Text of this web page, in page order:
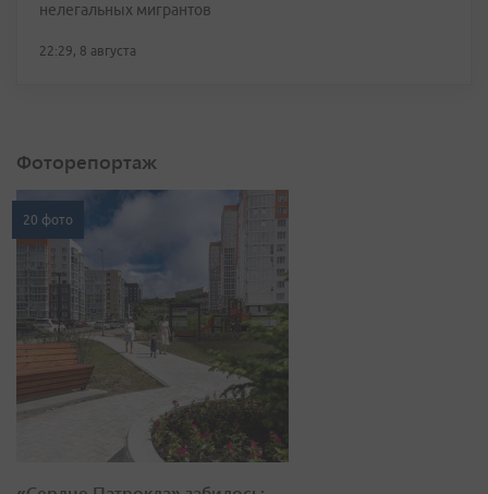
нелегальных мигрантов
22:29, 8 августа
Фоторепортаж
20 фото